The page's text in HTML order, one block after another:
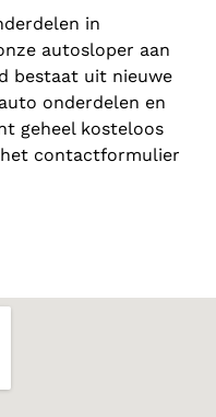
in
autosloper aan
bestaat uit nieuwe
onderdelen en
geheel kosteloos
contactformulier